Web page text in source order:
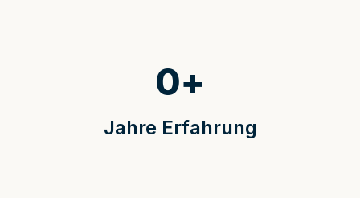
Jahre Erfahrung
0+